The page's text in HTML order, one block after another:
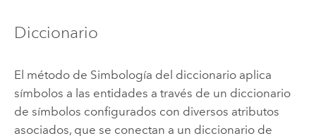
Diccionario
El método de Simbología del diccionario aplica
símbolos a las entidades a través de un diccionario
de símbolos configurados con diversos atributos
asociados, que se conectan a un diccionario de